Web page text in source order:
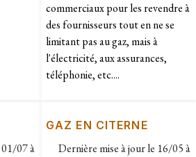
commerciaux pour les revendre à
des fournisseurs tout en ne se
limitant pas au gaz, mais à
l'électricité, aux assurances,
téléphonie, etc....
01/07 à
GAZ EN CITERNE
Dernière mise à jour le 16/05 à